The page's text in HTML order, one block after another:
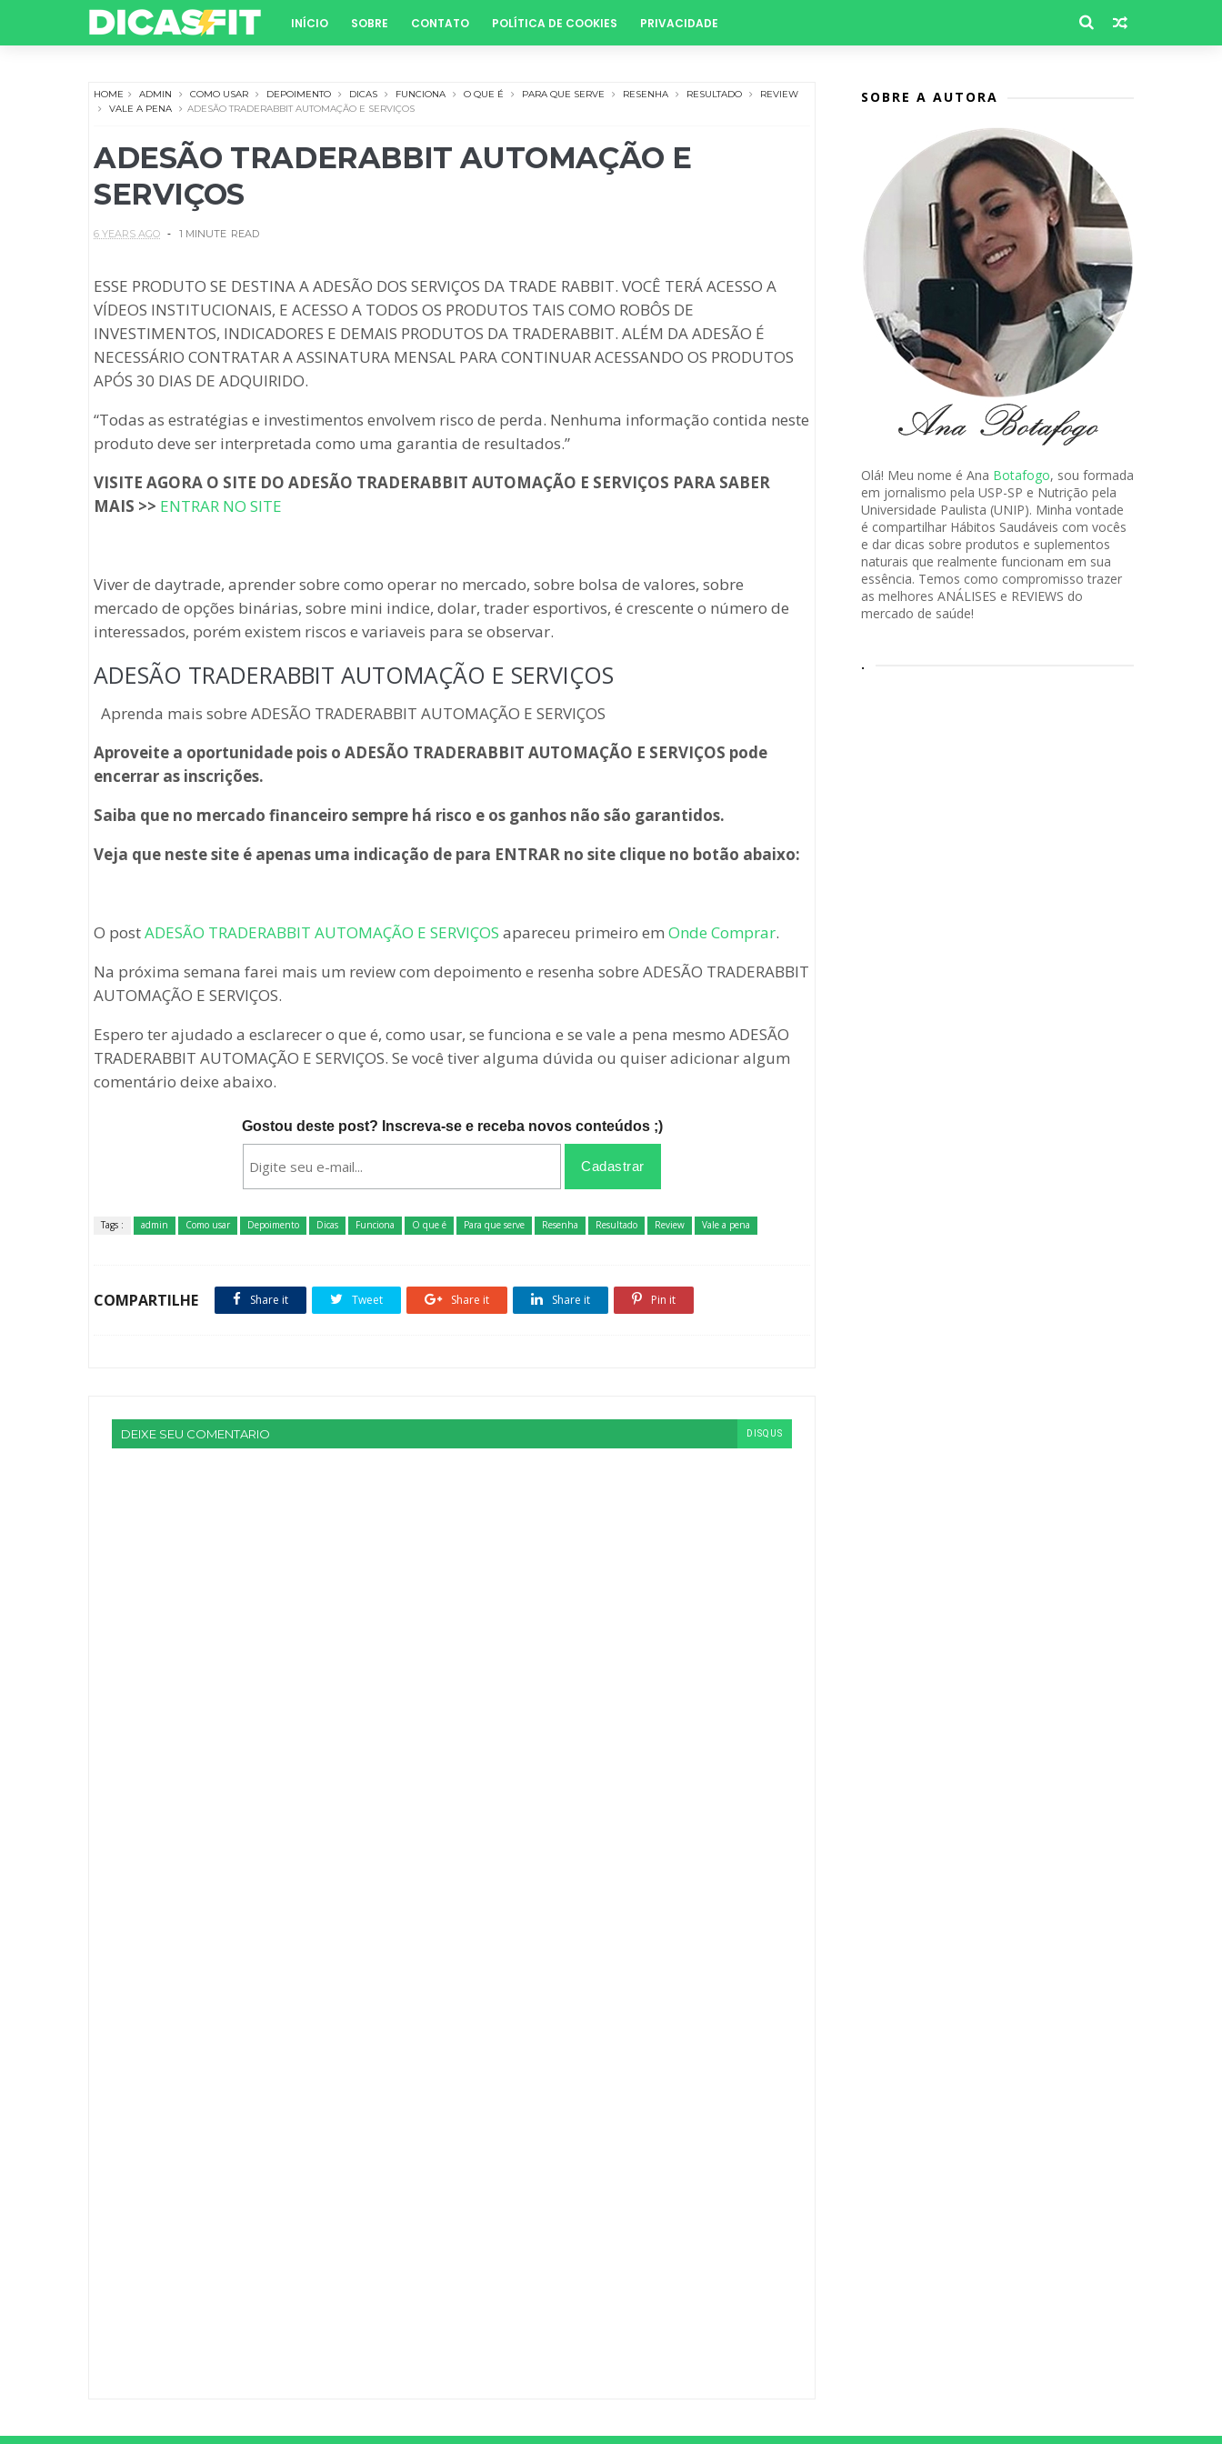
INÍCIO SOBRE CONTATO POLÍTICA DE COOKIES PRIVACIDADE
HOME ADMIN COMO USAR DEPOIMENTO DICAS FUNCIONA O QUE É PARA QUE SERVE RESENHA RESULTADO
REVIEW
VALE A PENA
ADESÃO TRADERABBIT AUTOMAÇÃO E SERVIÇOS
ADESÃO TRADERABBIT AUTOMAÇÃO E
SERVIÇOS
6 YEARS AGO 1 MINUTE READ
ESSE PRODUTO SE DESTINA A ADESÃO DOS SERVIÇOS DA TRADE RABBIT. VOCÊ TERÁ ACESSO A
VÍDEOS INSTITUCIONAIS, E ACESSO A TODOS OS PRODUTOS TAIS COMO ROBÔS DE
INVESTIMENTOS, INDICADORES E DEMAIS PRODUTOS DA TRADERABBIT. ALÉM DA ADESÃO É
NECESSÁRIO CONTRATAR A ASSINATURA MENSAL PARA CONTINUAR ACESSANDO OS PRODUTOS
APÓS 30 DIAS DE ADQUIRIDO.
“Todas as estratégias e investimentos envolvem risco de perda. Nenhuma informação contida neste
produto deve ser interpretada como uma garantia de resultados.”
VISITE AGORA O SITE DO ADESÃO TRADERABBIT AUTOMAÇÃO E SERVIÇOS PARA SABER
MAIS >> ENTRAR NO SITE
Viver de daytrade, aprender sobre como operar no mercado, sobre bolsa de valores, sobre
mercado de opções binárias, sobre mini indice, dolar, trader esportivos, é crescente o número de
interessados, porém existem riscos e variaveis para se observar.
ADESÃO TRADERABBIT AUTOMAÇÃO E SERVIÇOS
Aprenda mais sobre ADESÃO TRADERABBIT AUTOMAÇÃO E SERVIÇOS
Aproveite a oportunidade pois o ADESÃO TRADERABBIT AUTOMAÇÃO E SERVIÇOS pode
encerrar as inscrições.
Saiba que no mercado financeiro sempre há risco e os ganhos não são garantidos.
Veja que neste site é apenas uma indicação de para ENTRAR no site clique no botão abaixo:
O postADESÃO TRADERABBIT AUTOMAÇÃO E SERVIÇOS apareceu primeiro em Onde Comprar.
Na próxima semana farei mais um review com depoimento e resenha sobre ADESÃO TRADERABBIT
AUTOMAÇÃO E SERVIÇOS.
Espero ter ajudado a esclarecer o que é, como usar, se funciona e se vale a pena mesmo ADESÃO
TRADERABBIT AUTOMAÇÃO E SERVIÇOS. Se você tiver alguma dúvida ou quiser adicionar algum
comentário deixe abaixo.
Gostou deste post? Inscreva-se e receba novos conteúdos ;)
Tags : admin Como usar Depoimento Dicas Funciona O que é Para que serve Resenha Resultado Review Vale a pena
COMPARTILHE Share it Tweet Share it Share it Pin it
DEIXE SEU COMENTARIO DISQUS
SOBRE A AUTORA
Olá! Meu nome é Ana Botafogo, sou formada
em jornalismo pela USP-SP e Nutrição pela
Universidade Paulista (UNIP). Minha vontade
é compartilhar Hábitos Saudáveis com vocês
e dar dicas sobre produtos e suplementos
naturais que realmente funcionam em sua
essência. Temos como compromisso trazer
as melhores ANÁLISES e REVIEWS do
mercado de saúde!
.